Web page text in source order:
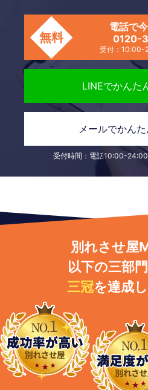
無料
電話で
0120-
受付：10:00-
LINEでかんた
メールでかん
受付時間：電話10:00-
別れさせ屋
以下の三部
三冠を達成